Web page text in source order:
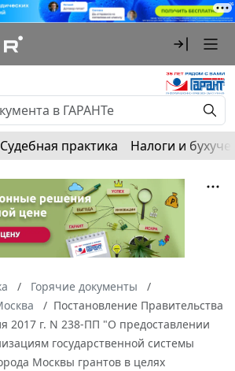
Судебная практика Налоги и
Горячие документы
Постановление Правительства
2017 г. N 238-ПП "О предоставлении
государственной системы
Москвы грантов в целях